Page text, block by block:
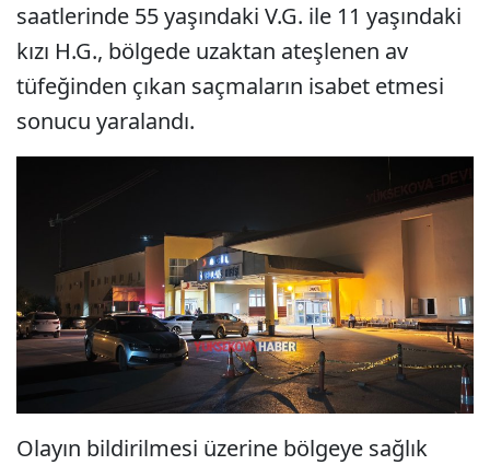
saatlerinde 55 yaşındaki V.G. ile 11 yaşındaki
kızı H.G., bölgede uzaktan ateşlenen av
tüfeğinden çıkan saçmaların isabet etmesi
sonucu yaralandı.
Olayın bildirilmesi üzerine bölgeye sağlık